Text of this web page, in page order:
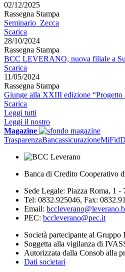
02/12/2025
Rassegna Stampa
Seminario_Zecca
Scarica
28/10/2024
Rassegna Stampa
BCC LEVERANO, nuova filiale a
Scarica
11/05/2024
Rassegna Stampa
Giunge alla XXIII edizione
Scarica
Leggi tutti
Leggi il nostro
Magazine
TrasparenzaBancassicurazioneMiFid
Banca di Credito Cooperativo
Sede Legale: Piazza Roma, 1
Tel: 0832.925046, Fax:
Email:
PEC: bccleverano@pec.it
Società partecipante al
Soggetta alla vigilanza di
Autorizzata dalla Consob alla
Dati societari